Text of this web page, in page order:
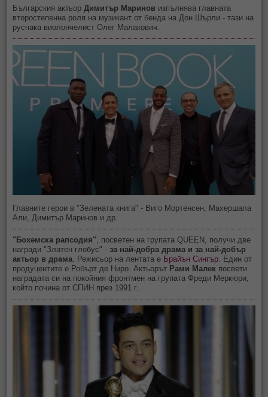
Българския актьорДимитър Маринов изпълнява главната
второстепенна роля на музикант от бенда на Дон Шърли - тази на
руснака виолончелист Олег Малакович.
Главните герои в "Зелената книга" - Виго Мортенсен, Махершала
Али, Димитър Маринов и др.
"Бохемска рапсодия" , посветен на групата QUEEN, получи две
награди "Златен глобус" -за най-добра драма и за най-добър
актьор в драма . Режисьор на лентата е Брайън Сингър . Един от
продуцентите е Робърт де Ниро.Актьорът Рами Малек посвети
наградата си на покойния фронтмен на групата Фреди Меркюри,
който почина от СПИН през 1991 г..